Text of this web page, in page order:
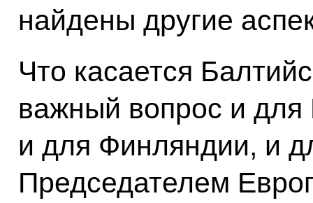
найдены другие
Что касается
важный вопрос и
и для Финляндии, и
Председателем